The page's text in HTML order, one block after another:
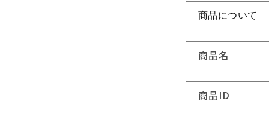
い
合
わ
せ
フ
ォ
商品名
商品ID